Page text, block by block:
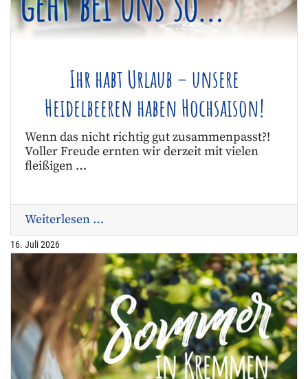
Ihr habt Urlaub – unsere
Heidelbeeren haben Hochsaison!
Wenn das nicht richtig gut zusammenpasst?!
Voller Freude ernten wir derzeit mit vielen
fleißigen …
Weiterlesen …
16. Juli 2026